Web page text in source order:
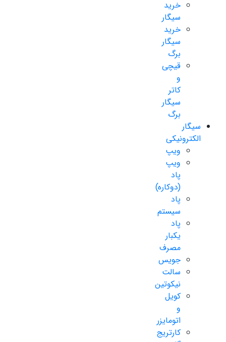
خرید
سیگار
خرید
سیگار
برگ
قیچی
و
کاتر
سیگار
برگ
سیگار
الکترونیکی
ویپ
ویپ
پاد
(دوکاره)
پاد
سیستم
پاد
یکبار
مصرف
جویس
سالت
نیکوتین
کویل
و
اتومایزر
کارتریج